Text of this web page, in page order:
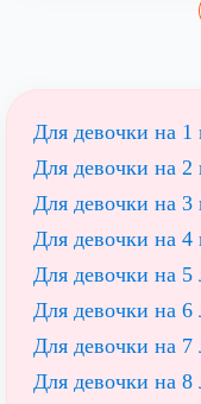
Для девочки на 1
Для девочки на 2
Для девочки на 3
Для девочки на 4
Для девочки на 5
Для девочки на 6
Для девочки на 7
Для девочки на 8